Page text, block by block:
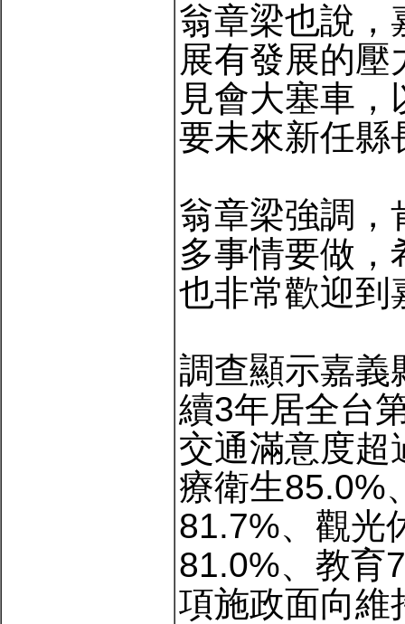
翁章梁也說，
展有發展的
見會大塞車
要未來新任縣
翁章梁強調，
多事情要做，
也非常歡迎到
調查顯示嘉義
續3年居全台
交通滿意度超
療衛生85.0%
81.7%、觀光
81.0%、教育
項施政面向維